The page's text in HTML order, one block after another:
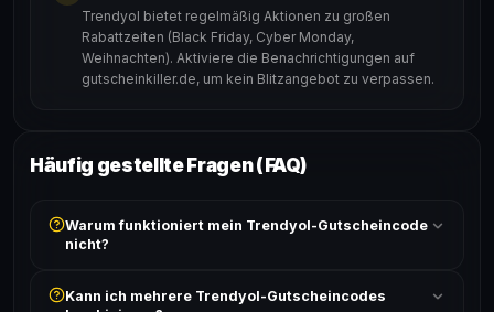
Trendyol bietet regelmäßig Aktionen zu großen
Rabattzeiten (Black Friday, Cyber Monday,
Weihnachten). Aktiviere die Benachrichtigungen auf
gutscheinkiller.de, um kein Blitzangebot zu verpassen.
Häufig gestellte Fragen (FAQ)
Warum funktioniert mein Trendyol-Gutscheincode
nicht?
ist und ob der Code nicht für bereits reduzierte Artikel
Kann ich mehrere Trendyol-Gutscheincodes